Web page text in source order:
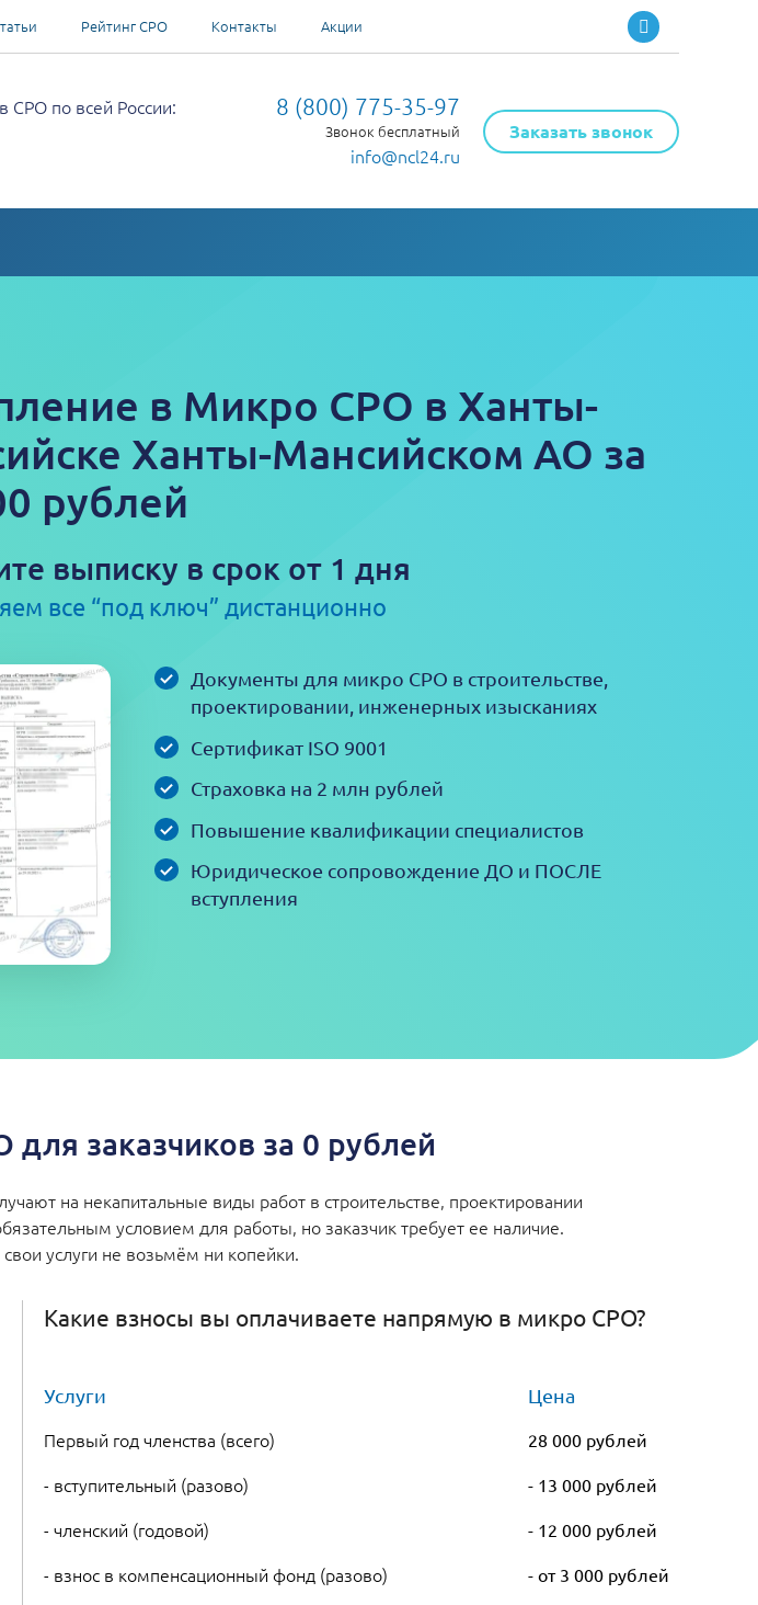
Рейтинг СРО Контакты Акции
СРО по всей России:
8 (800) 775-35-97
Звонок бесплатный
info@ncl24.ru
Заказать звонок
в Микро СРО в Ханты-
Ханты-Мансийском АО за
рублей
выписку в срок от 1 дня
все “под ключ” дистанционно
Документы для микро СРО в строительстве,
проектировании, инженерных изысканиях
Сертификат ISO 9001
Страховка на 2 млн рублей
Повышение квалификации специалистов
Юридическое сопровождение ДО и ПОСЛЕ
вступления
заказчиков за 0 рублей
на некапитальные виды работ в строительстве, проектировании
условием для работы, но заказчик требует ее наличие.
услуги не возьмём ни копейки.
Какие взносы вы оплачиваете напрямую в микро СРО?
Услуги Цена
Первый год членства (всего) 28 000 рублей
- вступительный (разово) - 13 000 рублей
- членский (годовой) - 12 000 рублей
- взнос в компенсационный фонд (разово) - от 3 000 рублей